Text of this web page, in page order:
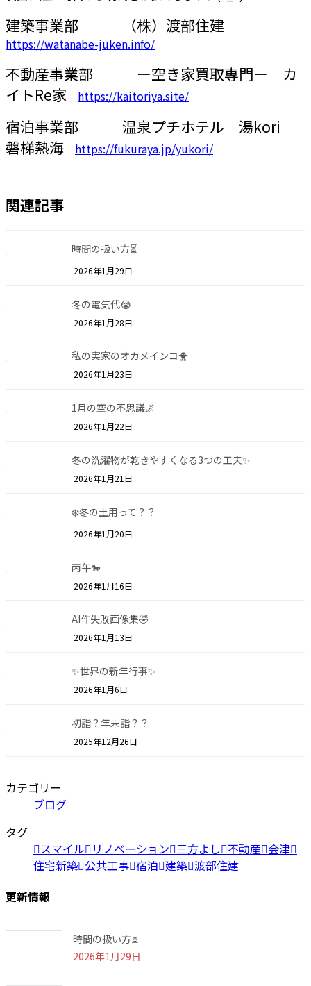
建築事業部 （株）渡部住建
https://watanabe-juken.info/
不動産事業部 ー空き家買取専門ー カ
イトRe家
https://kaitoriya.site/
宿泊事業部 温泉プチホテル 湯kori
磐梯熱海
https://fukuraya.jp/yukori/
関連記事
時間の扱い方⏳
2026年1月29日
冬の電気代😭
2026年1月28日
私の実家のオカメインコ🐥
2026年1月23日
1月の空の不思議🌌
2026年1月22日
冬の洗濯物が乾きやすくなる3つの工夫✨
2026年1月21日
❄️冬の土用って？？
2026年1月20日
丙午🐎
2026年1月16日
AI作失敗画像集🤣
2026年1月13日
✨世界の新年行事✨
2026年1月6日
初詣？年末詣？？
2025年12月26日
カテゴリー
ブログ
タグ
スマイル リノベーション 三方よし 不動産 会津
住宅新築 公共工事 宿泊 建築 渡部住建
更新情報
時間の扱い方⏳
2026年1月29日